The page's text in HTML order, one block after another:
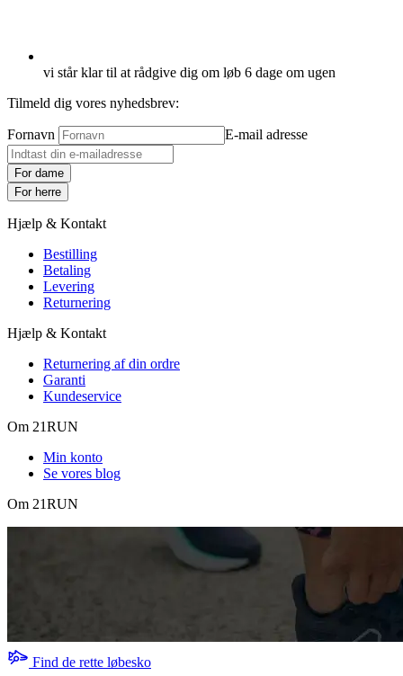
vi står klar til at rådgive dig om løb 6 dage om ugen
Tilmeld dig vores nyhedsbrev:
Fornavn E-mail adresse
For dame
For herre
Hjælp & Kontakt
Bestilling
Betaling
Levering
Returnering
Hjælp & Kontakt
Returnering af din ordre
Garanti
Kundeservice
Om 21RUN
Min konto
Se vores blog
Om 21RUN
Find de rette løbesko